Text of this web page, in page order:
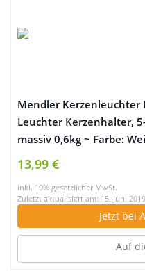
Mendler Kerzenleuchter
Leuchter Kerzenhalter,
massiv 0,6kg ~ Farbe:
13,99 €
inkl. 19% gesetzlicher MwSt.
Zuletzt aktualisiert am: 15. Juni
Jetzt bei
Auf